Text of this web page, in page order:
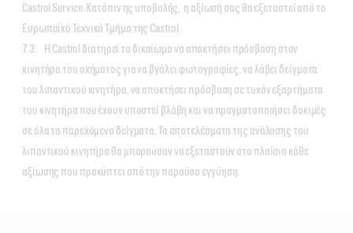
Castrol Service. Κατόπιν ης υποβολής, η αξίωσή σας θα εξεταστεί από το
Ευρωπαϊκό Τεχνικό Τμήμα της Castrol.
7.3. Η Castrol διατηρεί το δικαίωμα να αποκτήσει πρόσβαση στον
κινητήρα του οχήματος για να βγάλει φωτογραφίες, να λάβει δείγματα
του λιπαντικού κινητήρα, να αποκτήσει πρόσβαση σε τυχόν εξαρτήματα
του κινητήρα που έχουν υποστεί βλάβη και να πραγματοποιήσει δοκιμές
σε όλα τα παρεχόμενα δείγματα. Τα αποτελέσματα της ανάλυσης του
λιπαντικού κινητήρα θα μπορούσαν να εξεταστούν στο πλαίσιο κάθε
αξίωσης που προκύπτει από την παρούσα εγγύηση.